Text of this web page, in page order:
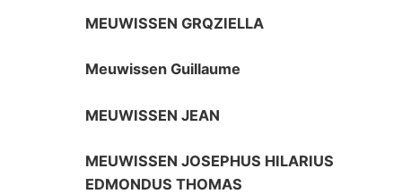
MEUWISSEN GRQZIELLA
Meuwissen Guillaume
MEUWISSEN JEAN
MEUWISSEN JOSEPHUS HILARIUS
EDMONDUS THOMAS